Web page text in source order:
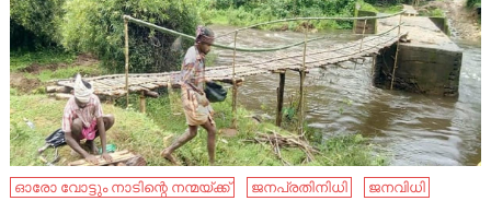
ഓരോ വോട്ടും നാടിന്റെ നന്മയ്ക്ക് ജനപ്രതിനിധി
ജനവിധി